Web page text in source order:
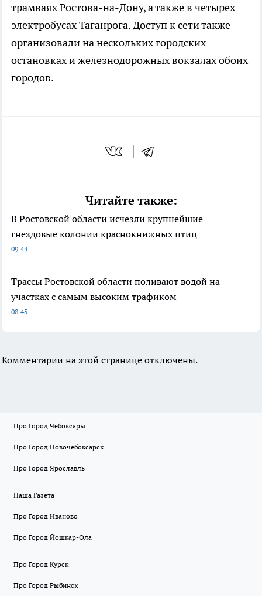
трамваях Ростова-на-Дону, а также в четырех
электробусах Таганрога. Доступ к сети также
организовали на нескольких городских
остановках и железнодорожных вокзалах обоих
городов.
Читайте также:
В Ростовской области исчезли крупнейшие
гнездовые колонии краснокнижных птиц
09:44
Трассы Ростовской области поливают водой на
участках с самым высоким трафиком
08:45
Комментарии на этой странице отключены.
Про Город Чебоксары
Про Город Новочебоксарск
Про Город Ярославль
Наша Газета
Про Город Иваново
Про Город Йошкар-Ола
Про Город Курск
Про Город Рыбинск